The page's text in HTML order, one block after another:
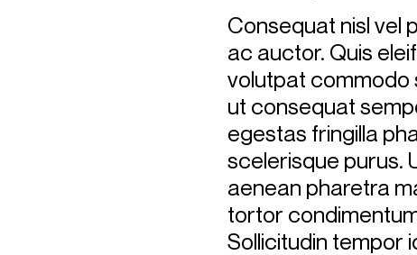
Consequat nisl vel
ac auctor. Quis
volutpat
ut consequat
egestas fringilla
scelerisque purus.
aenean pharetra
tortor
Sollicitudin tempor